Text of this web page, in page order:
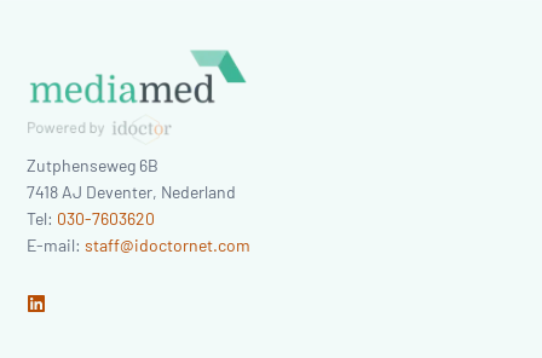
Zutphenseweg 6B
7418 AJ Deventer, Nederland
Tel: 030-7603620
E-mail:staff@idoctornet.com